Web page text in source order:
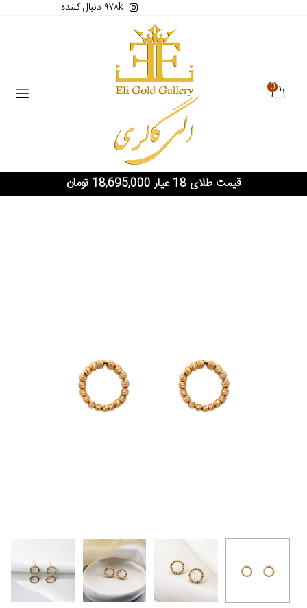
۹۷۸k دنبال کننده
0
قیمت طلای 18 عیار 18,695,000 تومان